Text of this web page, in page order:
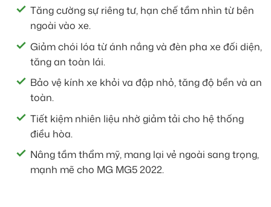
Tăng cường sự riêng tư, hạn chế tầm nhìn từ bên
ngoài vào xe.
Giảm chói lóa từ ánh nắng và đèn pha xe đối diện,
tăng an toàn lái.
Bảo vệ kính xe khỏi va đập nhỏ, tăng độ bền và an
toàn.
Tiết kiệm nhiên liệu nhờ giảm tải cho hệ thống
điều hòa.
Nâng tầm thẩm mỹ, mang lại vẻ ngoài sang trọng,
mạnh mẽ cho MG MG5 2022.